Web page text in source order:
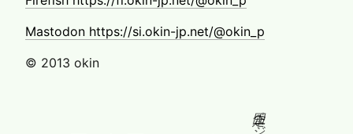
Mastodon https://si.okin-jp.net/@okin_p
© 2013 okin
固定ページ